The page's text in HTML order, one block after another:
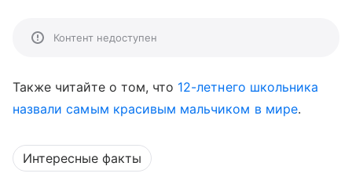
Контент недоступен
Также читайте о том, что 12-летнего школьника
назвали самым красивым мальчиком в мире.
Интересные факты